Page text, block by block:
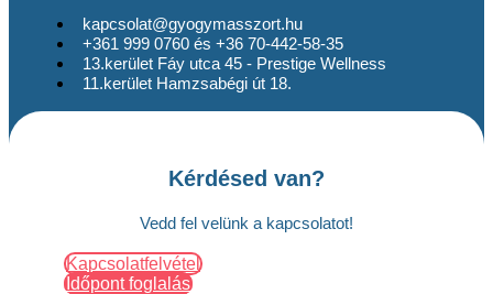
kapcsolat@gyogymasszort.hu
+361 999 0760 és +36 70-442-58-35
13.kerület Fáy utca 45 - Prestige Wellness
11.kerület Hamzsabégi út 18.
Kérdésed van?
Vedd fel velünk a kapcsolatot!
Kapcsolatfelvétel
Időpont foglalás